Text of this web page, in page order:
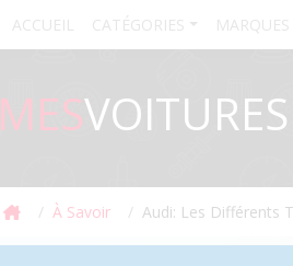
ACCUEIL CATÉGORIES MARQUES
MESVOITURES
À Savoir Audi: Les Différents